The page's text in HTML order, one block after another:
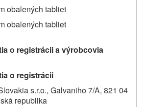
obalených tabliet
obalených tabliet
o registrácii a výrobcovia
o registrácii
s.r.o., Galvaniho 7/A, 821 04
republika